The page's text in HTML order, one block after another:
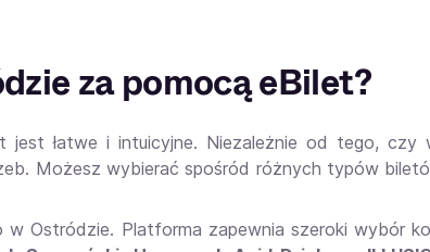
za pomocą eBilet?
łatwe i intuicyjne. Niezależnie od tego, czy
Możesz wybierać spośród różnych typów
w Ostródzie. Platforma zapewnia szeroki wybór